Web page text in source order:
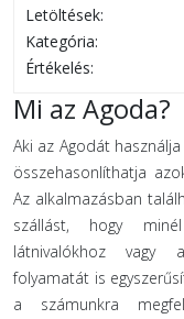
Letöltések:
Kategória:
Értékelés:
Mi az Agoda?
Aki az Agodát
összehasonlíthatja
Az alkalmazásban
szállást, hogy
látnivalókhoz vagy
folyamatát is
a számunkra